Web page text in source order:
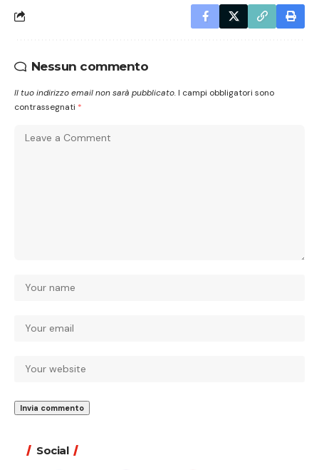
Nessun commento
Il tuo indirizzo email non sarà pubblicato. I campi obbligatori sono
contrassegnati *
Social